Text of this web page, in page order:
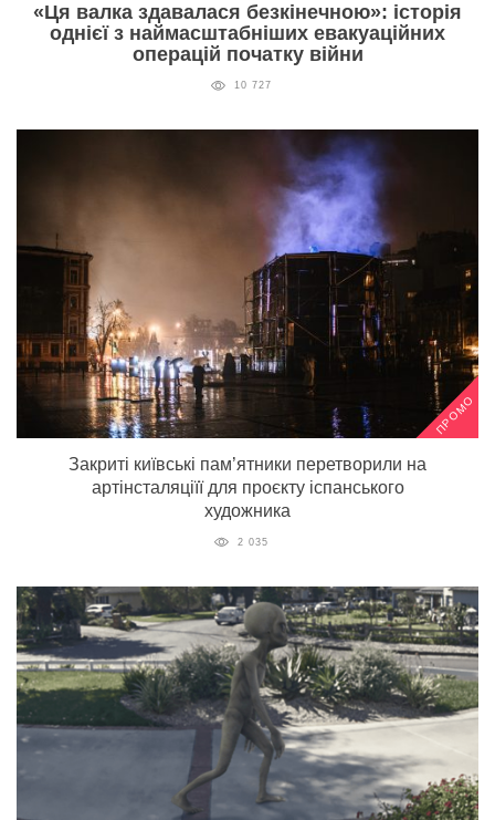
«Ця валка здавалася безкінечною»: історія
однієї з наймасштабніших евакуаційних
операцій початку війни
10 727
ПРОМО
Закриті київські пам’ятники перетворили на
артінсталяціїї для проєкту іспанського
художника
2 035